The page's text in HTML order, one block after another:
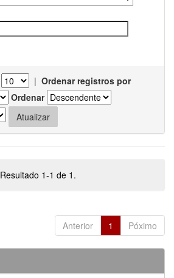
| Ordenar registros por
Ordenar
Resultado 1-1 de 1.
Anterior 1 Póximo